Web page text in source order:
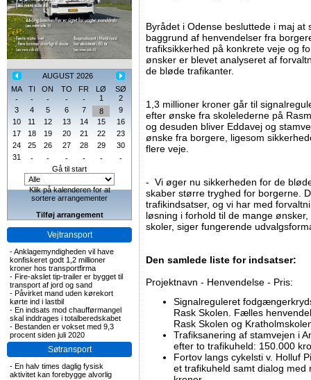
AUGUST 2026
MA
TI ON TO FR LØ
SØ
-
- - - - 1
2
3
4 5 6 7 8
9
10
11 12 13 14 15
16
17
18 19 20 21 22
23
24
25 26 27 28 29
30
31
- - - - -
-
Gå til start
Klik på kalenderen for at
sortere arrangementer
Tilføj arrangement
Vejtransport
-Anklagemyndigheden vil have
konfiskeret godt 1,2 millioner
kroner hos transportfirma
- Fire-akslet tip-trailer er bygget til
transport af jord og sand
- Påvirket mand uden kørekort
kørte ind i lastbil
- En indsats mod chaufførmangel
skal inddrages i totalberedskabet
- Bestanden er vokset med 9,3
procent siden juli 2020
Søtransport
- En halv times daglig fysisk
aktivitet kan forebygge alvorlig
Byrådet i Odense besluttede i maj
baggrund af henvendelser fra
trafiksikkerhed på konkrete veje og
ønsker er blevet analyseret af
de bløde trafikanter.
1,3 millioner kroner går til
efter ønske fra skolelederne på
og desuden bliver Eddavej og
ønske fra borgere, ligesom
flere veje.
- Vi øger nu sikkerheden for de
skaber større tryghed for borgerne.
trafikindsatser, og vi har med
løsning i forhold til de mange
skoler, siger fungerende
Den samlede liste for indsatser:
Projektnavn - Henvendelse - Pris:
Signalreguleret
Rask Skolen. Fælles
Rask Skolen og
Trafiksanering af stamvejen i
efter to trafikuheld: 150.000
Fortov langs cykelsti v. Holluf
et trafikuheld samt dialog